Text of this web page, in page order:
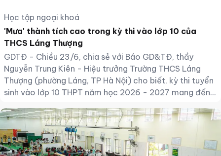
Học tập ngoại khoá
'Mưa' thành tích cao trong kỳ thi vào lớp 10 của
THCS Láng Thượng
GDTĐ - Chiều 23/6, chia sẻ với Báo GD&TĐ, thầy
Nguyễn Trung Kiên - Hiệu trưởng Trường THCS Láng
Thượng (phường Láng, TP Hà Nội) cho biết, kỳ thi tuyển
sinh vào lớp 10 THPT năm học 2026 - 2027 mang đến